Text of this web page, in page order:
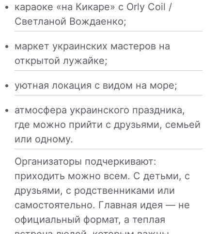
караоке «на Кикаре» с Orly Coil /
Светланой Вождаенко;
маркет украинских мастеров на
открытой лужайке;
уютная локация с видом на море;
атмосфера украинского праздника,
где можно прийти с друзьями, семьей
или одному.
Организаторы подчеркивают:
приходить можно всем. С детьми, с
друзьями, с родственниками или
самостоятельно. Главная идея — не
официальный формат, а теплая